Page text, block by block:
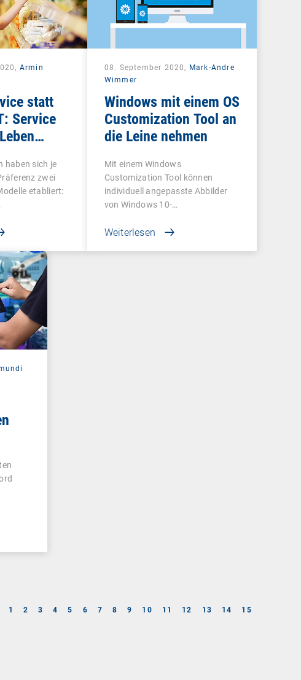
Armin
statt
Service
haben sich je
zwei
etabliert:
08. September 2020, Mark-Andre
Wimmer
Windows mit einem OS
Customization Tool an
die Leine nehmen
Mit einem Windows
Customization Tool können
individuell angepasste Abbilder
von Windows 10-
Weiterlesen
1 2 3 4 5 6 7 8 9 10 11 12 13 14 15